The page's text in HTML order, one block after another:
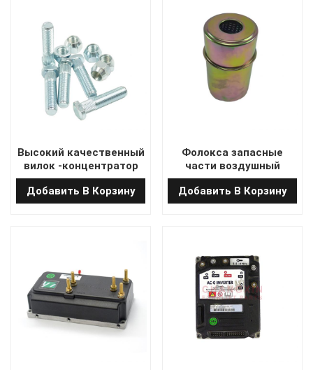
Высокий качественный
вилок -концентратор
вилочного погрузчика
Добавить В Корзину
Фолокса запасные
части воздушный
фильтр (внутренний
фильтр) 67502-32881-71
Добавить В Корзину